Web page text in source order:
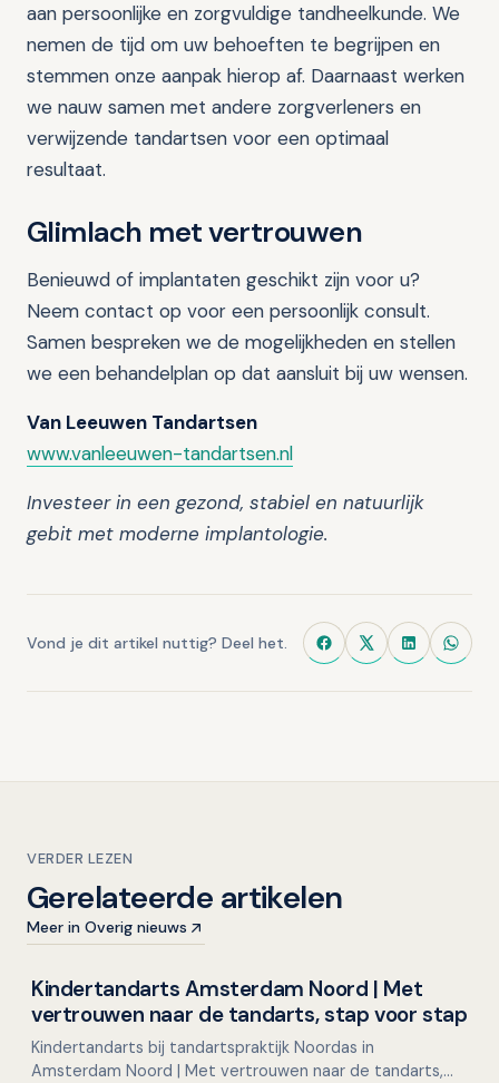
aan persoonlijke en zorgvuldige tandheelkunde. We
nemen de tijd om uw behoeften te begrijpen en
stemmen onze aanpak hierop af. Daarnaast werken
we nauw samen met andere zorgverleners en
verwijzende tandartsen voor een optimaal
resultaat.
Glimlach met vertrouwen
Benieuwd of implantaten geschikt zijn voor u?
Neem contact op voor een persoonlijk consult.
Samen bespreken we de mogelijkheden en stellen
we een behandelplan op dat aansluit bij uw wensen.
Van Leeuwen Tandartsen
www.vanleeuwen-tandartsen.nl
Investeer in een gezond, stabiel en natuurlijk
gebit met moderne implantologie.
Vond je dit artikel nuttig? Deel het.
VERDER LEZEN
Gerelateerde artikelen
Meer in Overig nieuws
Overig nieuws
Kindertandarts Amsterdam Noord | Met
vertrouwen naar de tandarts, stap voor stap
Kindertandarts bij tandartspraktijk Noordas in
Amsterdam Noord | Met vertrouwen naar de tandarts,